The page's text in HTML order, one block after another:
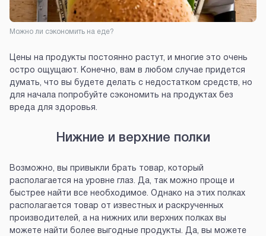
Можно ли сэкономить на еде?
Цены на продукты постоянно растут, и многие это очень
остро ощущают. Конечно, вам в любом случае придется
думать, что вы будете делать с недостатком средств, но
для начала попробуйте сэкономить на продуктах без
вреда для здоровья.
Нижние и верхние полки
Возможно, вы привыкли брать товар, который
располагается на уровне глаз. Да, так можно проще и
быстрее найти все необходимое. Однако на этих полках
располагается товар от известных и раскрученных
производителей, а на нижних или верхних полках вы
можете найти более выгодные продукты. Да, вы можете